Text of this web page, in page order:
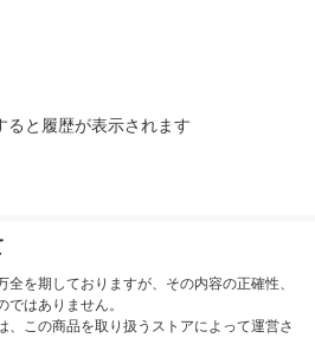
ると履歴が表示されます
を期しておりますが、その内容の正確性、
はありません。
、この商品を取り扱うストアによって運営さ